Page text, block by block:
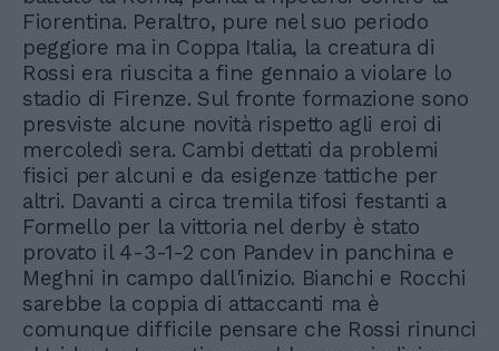
Fiorentina. Peraltro, pure nel suo periodo
peggiore ma in Coppa Italia, la creatura di
Rossi era riuscita a fine gennaio a violare lo
stadio di Firenze. Sul fronte formazione sono
presviste alcune novità rispetto agli eroi di
mercoledì sera. Cambi dettati da problemi
fisici per alcuni e da esigenze tattiche per
altri. Davanti a circa tremila tifosi festanti a
Formello per la vittoria nel derby è stato
provato il 4-3-1-2 con Pandev in panchina e
Meghni in campo dall'inizio. Bianchi e Rocchi
sarebbe la coppia di attaccanti ma è
comunque difficile pensare che Rossi rinunci